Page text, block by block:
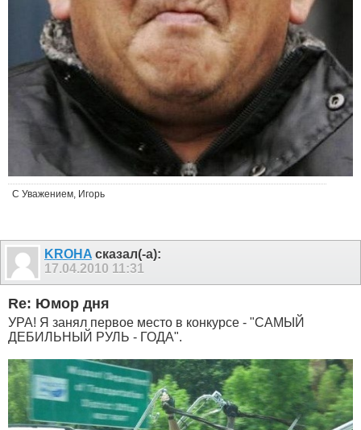
С Уважением, Игорь
KROHA сказал(-а):
17.04.2010 11:31
Re: Юмор дня
УРА! Я занял первое место в конкурсе - "САМЫЙ
ДЕБИЛЬНЫЙ РУЛЬ - ГОДА".